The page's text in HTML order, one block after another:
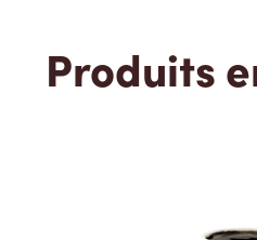
Produits